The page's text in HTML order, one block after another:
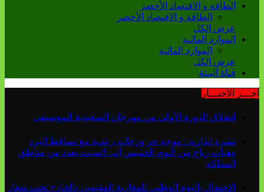
الطاقة و الاقتصاد الأخضر
الطاقة و الاقتصاد الأخضر
عرض الكل
الموارد المائية
الموارد المائية
عرض الكل
قناة البيئة
آخـــر الأخبـــار
انطلاق الدورة الأولى من مهرجان السعيدية للموسيقى
نشرة انذارية : موجة حر وزخات رعدية مع تساقط البرد
وهبات رياح من اليوم الخميس إلى السبت بعدد من مناطق
المملكة
الاحتفال باليوم الوطني للمغاربة المقيمين بالخارج تحت شعار